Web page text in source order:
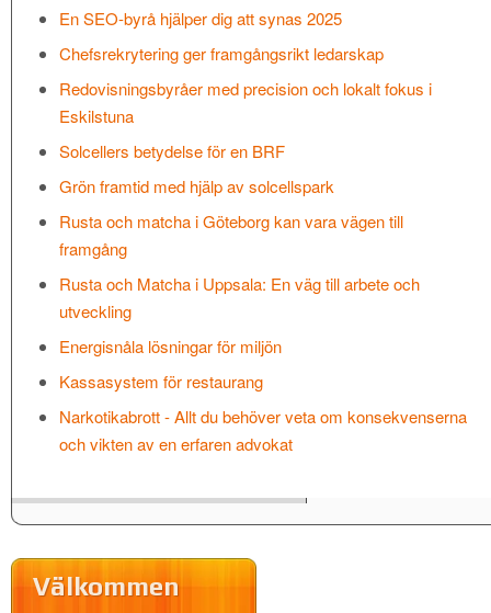
En SEO-byrå hjälper dig att synas 2025
Chefsrekrytering ger framgångsrikt ledarskap
Redovisningsbyråer med precision och lokalt fokus i
Eskilstuna
Solcellers betydelse för en BRF
Grön framtid med hjälp av solcellspark
Rusta och matcha i Göteborg kan vara vägen till
framgång
Rusta och Matcha i Uppsala: En väg till arbete och
utveckling
Energisnåla lösningar för miljön
Kassasystem för restaurang
Narkotikabrott - Allt du behöver veta om konsekvenserna
och vikten av en erfaren advokat
Välkommen